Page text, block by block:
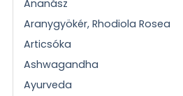
Ananász
Aranygyökér, Rhodiola Rosea
Articsóka
Ashwagandha
Ayurveda